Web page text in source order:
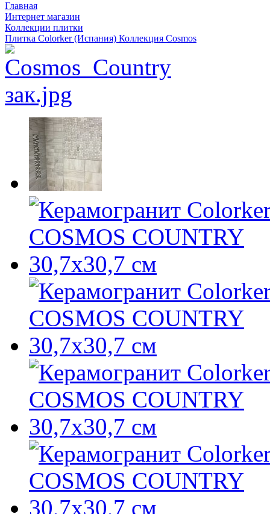
Главная
Интернет магазин
Коллекции плитки
Плитка Colorker (Испания) Коллекция Cosmos